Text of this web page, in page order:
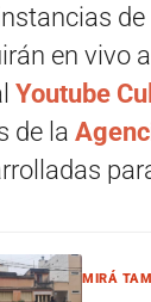
en vivo
Youtube
de la
MIRÁ